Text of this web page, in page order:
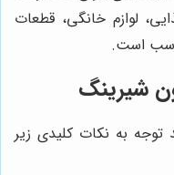
لوازم خانگی، قطعات
است.
شیرینگ
توجه به نکات کلیدی زیر